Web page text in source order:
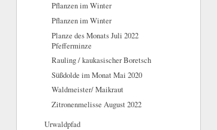
Pflanzen im Winter
Pflanzen im Winter
Planze des Monats Juli 2022
Pfefferminze
Rauling / kaukasischer Boretsch
Süßdolde im Monat Mai 2020
Waldmeister/ Maikraut
Zitronenmelisse August 2022
Urwaldpfad